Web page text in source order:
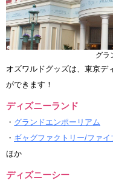
グラ
オズワルドグッズは、東京デ
ができます！
ディズニーランド
・ グランドエンポーリアム
・ ギャグファクトリー/ファイ
ほか
ディズニーシー